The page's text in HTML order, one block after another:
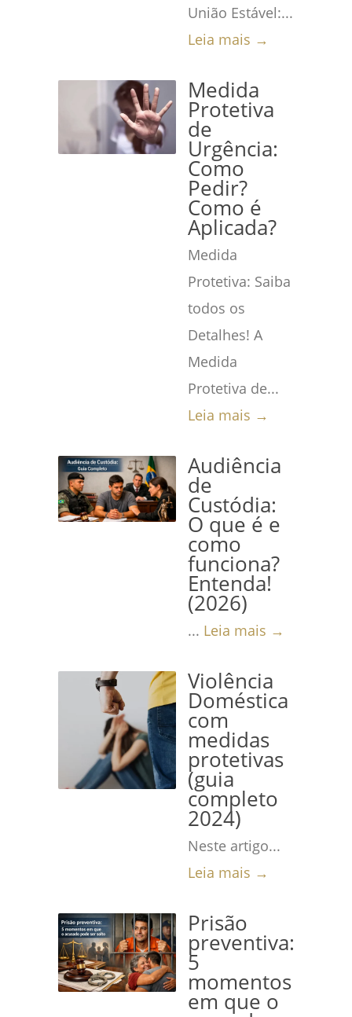
União Estável:...
Leia mais →
Medida
Protetiva
de
Urgência:
Como
Pedir?
Como é
Aplicada?
Medida
Protetiva: Saiba
todos os
Detalhes! A
Medida
Protetiva de...
Leia mais →
Audiência
de
Custódia:
O que é e
como
funciona?
Entenda!
(2026)
... Leia mais →
Violência
Doméstica
com
medidas
protetivas
(guia
completo
2024)
Neste artigo...
Leia mais →
Prisão
preventiva:
5
momentos
em que o